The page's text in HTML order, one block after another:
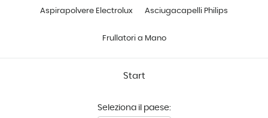
Aspirapolvere Electrolux Asciugacapelli Philips
Frullatori a Mano
Start
Seleziona il paese: